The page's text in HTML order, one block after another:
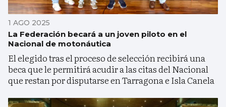
1 AGO 2025
La Federación becará a un joven piloto en el
Nacional de motonáutica
El elegido tras el proceso de selección recibirá una
beca que le permitirá acudir a las citas del Nacional
que restan por disputarse en Tarragona e Isla Canela